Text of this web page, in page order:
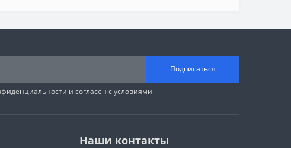
Подписаться
и согласен с условиями
Наши контакты